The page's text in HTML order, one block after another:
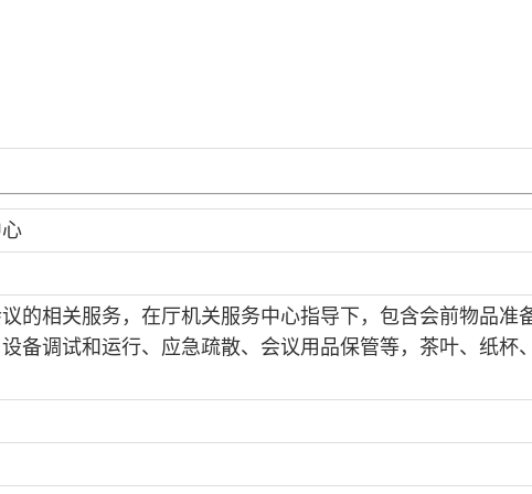
的相关服务，在厅机关服务中心指导下，包含会前物品准
备调试和运行、应急疏散、会议用品保管等，茶叶、纸杯